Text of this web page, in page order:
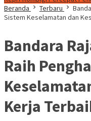
Beranda
Terbaru
Sistem Keselamatan dan
Bandara
Raih
Kerja